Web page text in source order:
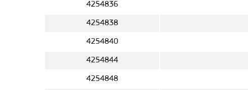
4254836
4254838
4254840
4254844
4254848